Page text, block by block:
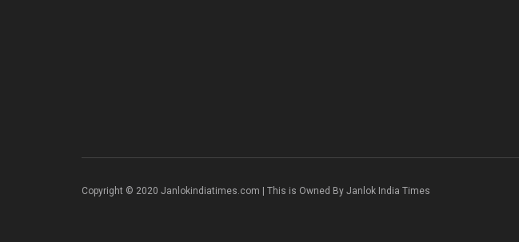
Copyright © 2020 Janlokindiatimes.com | This is Owned By Janlok India Times